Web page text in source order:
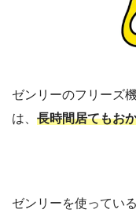
ゼンリーのフリーズ
は、 長時間居てもお
ゼンリーを使っている